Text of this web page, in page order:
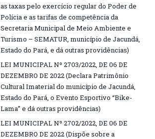
as taxas pelo exercício regular do Poder de
Polícia e as tarifas de competência da
Secretaria Municipal de Meio Ambiente e
Turismo – SEMATUR, município de Jacundá,
Estado do Pará, e dá outras providências)
LEI MUNICIPAL Nº 2703/2022, DE 06 DE
DEZEMBRO DE 2022 (Declara Patrimônio
Cultural Imaterial do município de Jacundá,
Estado do Pará, o Evento Esportivo “Bike-
Lama” e dá outras providências)
LEI MUNICIPAL Nº 2702/2022, DE 06 DE
DEZEMBRO DE 2022 (Dispõe sobre a